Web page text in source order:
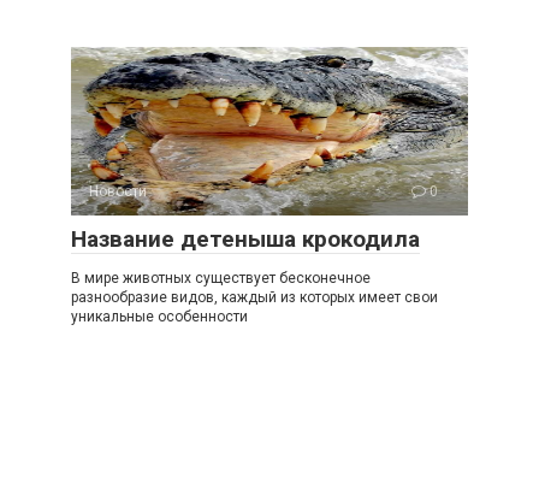
Новости 0
Название детеныша крокодила
В мире животных существует бесконечное
разнообразие видов, каждый из которых имеет свои
уникальные особенности